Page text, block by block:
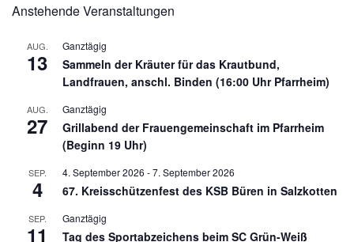
Anstehende Veranstaltungen
AUG.
13
Ganztägig
Sammeln der Kräuter für das Krautbund,
Landfrauen, anschl. Binden (16:00 Uhr Pfarrheim)
AUG.
27
Ganztägig
Grillabend der Frauengemeinschaft im Pfarrheim
(Beginn 19 Uhr)
SEP.
4
4. September 2026 -7. September 2026
67. Kreisschützenfest des KSB Büren in Salzkotten
SEP.
11
Ganztägig
Tag des Sportabzeichens beim SC Grün-Weiß